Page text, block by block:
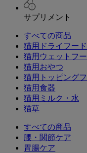
サプリメント
すべての商品
猫用ドライフー
猫用ウェットフ
猫用おやつ
猫用トッピング
猫用食器
猫用ミルク・水
猫草
すべての商品
腰・関節ケア
胃腸ケア